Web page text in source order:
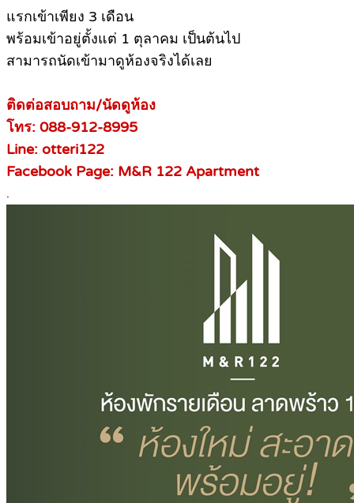
แรกเข้าเพียง 3 เดือน
พร้อมเข้าอยู่ตั้งแต่ 1 ตุลาคม เป็นต้นไป
สามารถนัดเข้ามาดูห้องจริงได้เลย
ติดต่อสอบถาม/นัดดูห้อง
โทร: 088-912-8995
Line: otteri122
Facebook Page: M&R 122 Apartment
.